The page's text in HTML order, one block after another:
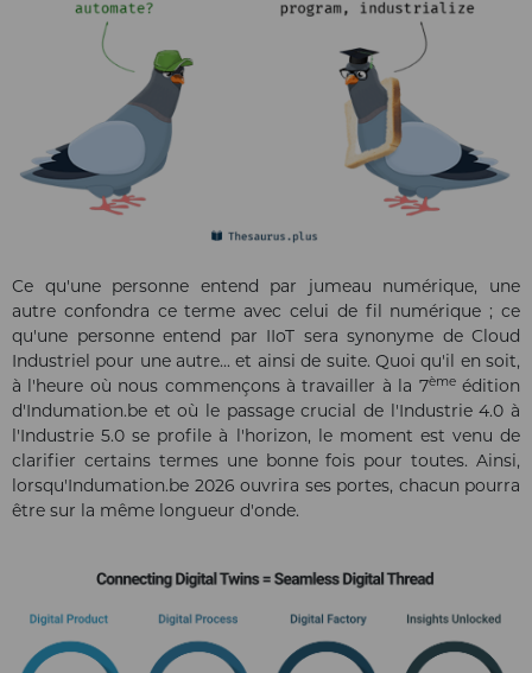
Ce qu'une personne entend par jumeau numérique, une
autre confondra ce terme avec celui de fil numérique ; ce
qu'une personne entend par IIoT sera synonyme de Cloud
Industriel pour une autre... et ainsi de suite. Quoi qu'il en soit,
à l'heure où nous commençons à travailler à la 7èmeédition
d'Indumation.be et où le passage crucial de l'Industrie 4.0 à
l'Industrie 5.0 se profile à l'horizon, le moment est venu de
clarifier certains termes une bonne fois pour toutes. Ainsi,
lorsqu'Indumation.be 2026 ouvrira ses portes, chacun pourra
être sur la même longueur d'onde.